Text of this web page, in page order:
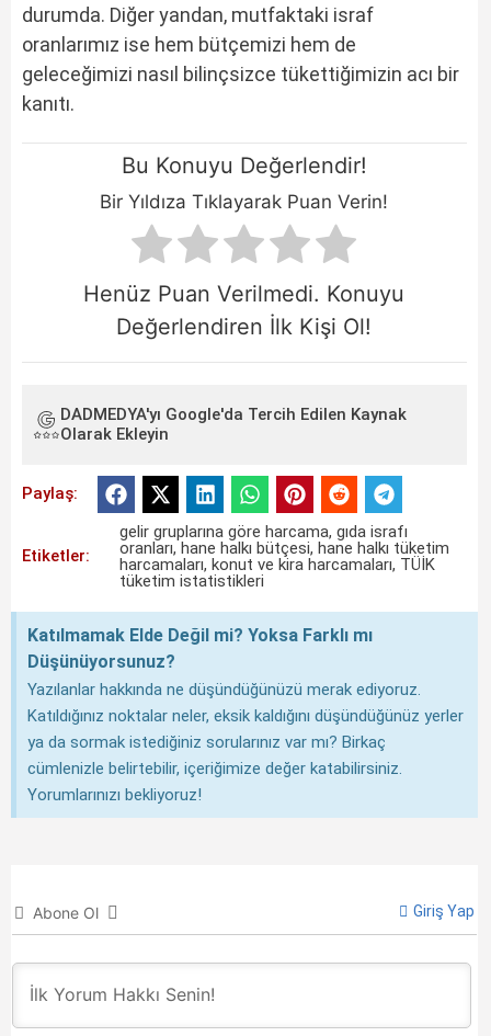
durumda. Diğer yandan, mutfaktaki israf
oranlarımız ise hem bütçemizi hem de
geleceğimizi nasıl bilinçsizce tükettiğimizin acı bir
kanıtı.
Bu Konuyu Değerlendir!
Bir Yıldıza Tıklayarak Puan Verin!
Henüz Puan Verilmedi. Konuyu
Değerlendiren İlk Kişi Ol!
DADMEDYA'yı Google'da Tercih Edilen Kaynak
Olarak Ekleyin
Paylaş:
Etiketler:
gelir gruplarına göre harcama,gıda israfı
oranları,hane halkı bütçesi,hane halkı tüketim
harcamaları,konut ve kira harcamaları, TÜİK
tüketim istatistikleri
Katılmamak Elde Değil mi? Yoksa Farklı mı
Düşünüyorsunuz?
Yazılanlar hakkında ne düşündüğünüzü merak ediyoruz.
Katıldığınız noktalar neler, eksik kaldığını düşündüğünüz yerler
ya da sormak istediğiniz sorularınız var mı? Birkaç
cümlenizle belirtebilir, içeriğimize değer katabilirsiniz.
Yorumlarınızı bekliyoruz!
Abone Ol Giriş Yap